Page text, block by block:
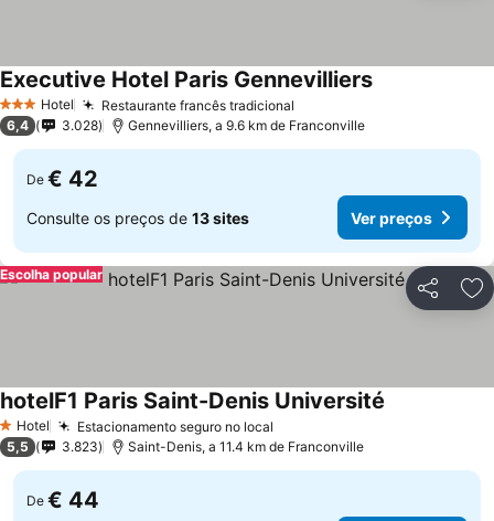
3 EstrelasHotel Restaurante francês tradicional
Executive Hotel Paris GennevilliersVer preços
6,4 3.028 Gennevilliers, a 9.6 km de Franconville
De € 42
Consulte os preços de 13 sites Ver preços
Partilhar
Escolha popular
1 Estrelas
Hotel Estacionamento seguro no local
hotelF1 Paris Saint-Denis Université
5,5 3.823 Saint-Denis, a 11.4 km de Franconville
De € 44